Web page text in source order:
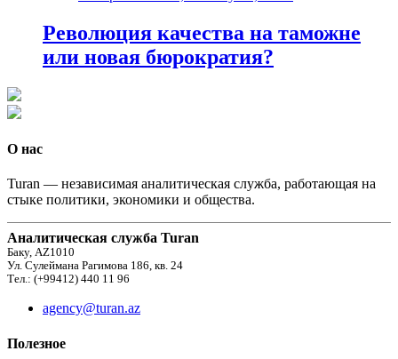
Революция качества на таможне
или новая бюрократия?
О нас
Turan — независимая аналитическая служба, работающая на
стыке политики, экономики и общества.
Аналитическая служба Turan
Баку, AZ1010
Ул. Сулеймана Рагимова 186, кв. 24
Тел.: (+99412) 440 11 96
agency@turan.az
Полезное